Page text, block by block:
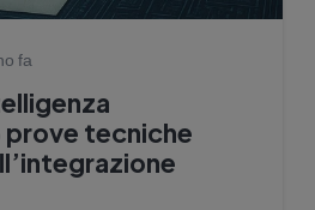
fa
tecniche